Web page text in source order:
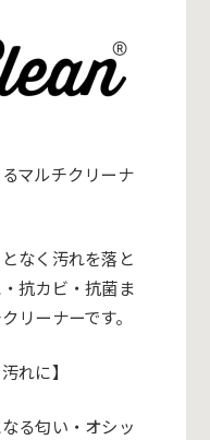
マルチクリーナ
なく汚れを落と
抗カビ・抗菌ま
リーナーです。
れに】
る匂い・オシッ